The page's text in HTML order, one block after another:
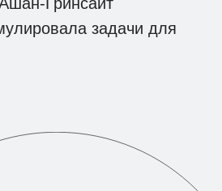
задачи для